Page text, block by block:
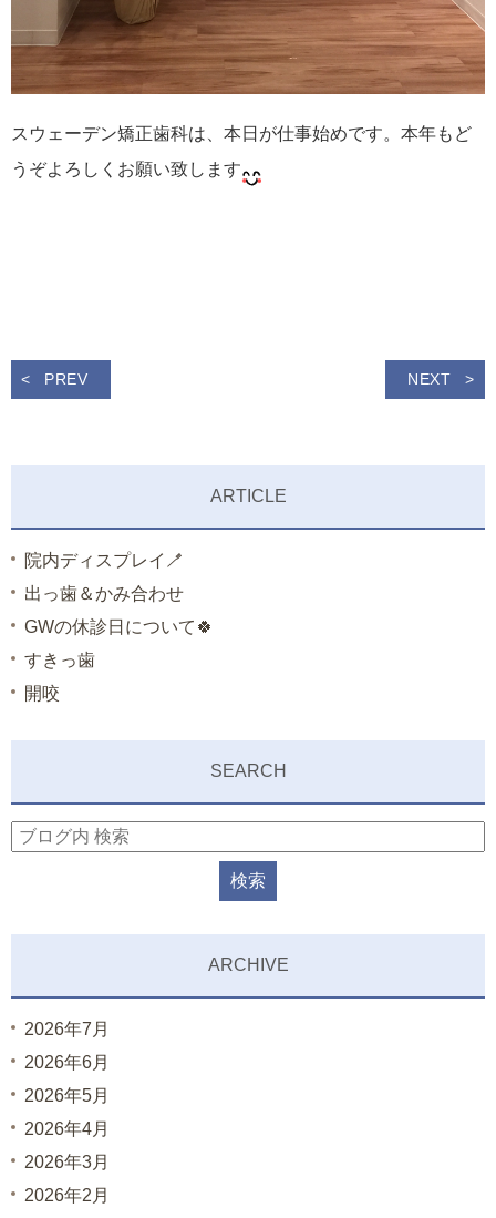
スウェーデン矯正歯科は、本日が仕事始めです。本年もど
うぞよろしくお願い致します
PREV NEXT
ARTICLE
院内ディスプレイ🪥
出っ歯＆かみ合わせ
GWの休診日について🍀
すきっ歯
開咬
SEARCH
ARCHIVE
2026年7月
2026年6月
2026年5月
2026年4月
2026年3月
2026年2月